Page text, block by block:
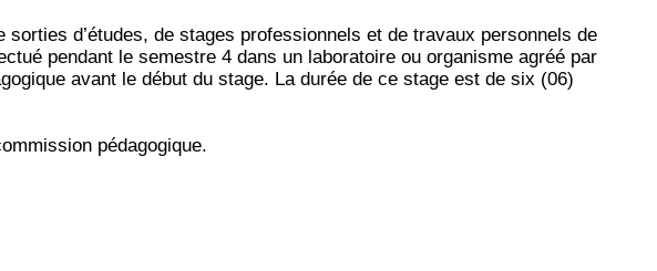
d’études, de stages professionnels et de travaux personnels de
pendant le semestre 4 dans un laboratoire ou organisme agréé par
avant le début du stage. La durée de ce stage est de six (06)
pédagogique.